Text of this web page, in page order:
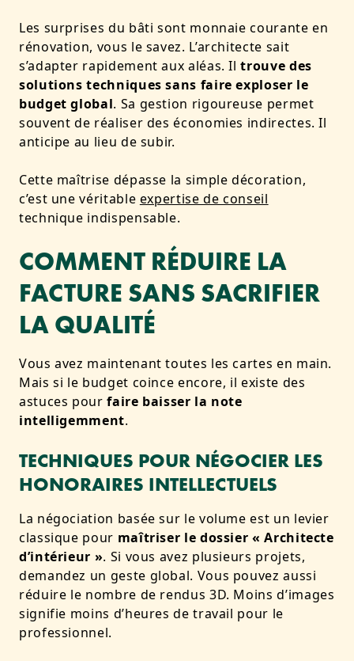
Les surprises du bâti sont monnaie courante en
rénovation, vous le savez. L’architecte sait
s’adapter rapidement aux aléas. Iltrouve des
solutions techniques sans faire exploser le
budget global. Sa gestion rigoureuse permet
souvent de réaliser des économies indirectes. Il
anticipe au lieu de subir.
Cette maîtrise dépasse la simple décoration,
c’est une véritable expertise de conseil
technique indispensable.
COMMENT RÉDUIRE LA
FACTURE SANS SACRIFIER
LA QUALITÉ
Vous avez maintenant toutes les cartes en main.
Mais si le budget coince encore, il existe des
astuces pourfaire baisser la note
intelligemment.
TECHNIQUES POUR NÉGOCIER LES
HONORAIRES INTELLECTUELS
La négociation basée sur le volume est un levier
classique pour maîtriser le dossier « Architecte
d’intérieur ». Si vous avez plusieurs projets,
demandez un geste global. Vous pouvez aussi
réduire le nombre de rendus 3D. Moins d’images
signifie moins d’heures de travail pour le
professionnel.